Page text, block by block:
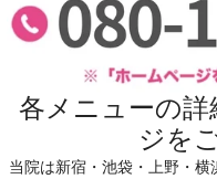
各メニューの
ジを
当院は新宿・池袋・上野・